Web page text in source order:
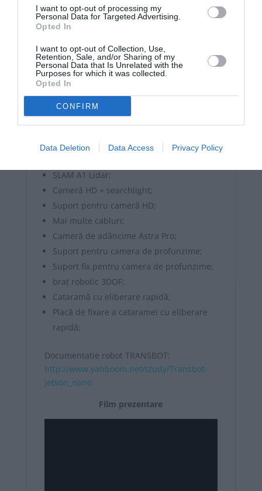
I want to opt-out of processing my
Personal Data for Targeted Advertising.
Opted In
I want to opt-out of Collection, Use,
Retention, Sale, and/or Sharing of my
Personal Data that Is Unrelated with the
Purposes for which it was collected.
Opted In
CONFIRM
Data Deletion Data Access Privacy Policy
Hârtie cod mecanic și tablă de verificare;
Cititor de carduri;
Pachet piese;
Ecran de 7 inch;
Suport fix pentru ecran de 7 inch;
Suport ecran de 7 inch;
Acumulator;
Carcasa bateriei;
Cutie de ambalare + burete anti-
SLAM A1 Lidar;
Cameră HD + searchlight;
Suport pentru cameră HD;
Mai multe cabluri;
Cameră de adâncime Astra Pro;
Suport pentru camera de profunzime;
Suport fix pentru camera de profunzime;
braț robotic 3DOF;
Cataramă cu eliberare rapidă;
Placă de fixare a cataramei cu eliberare
rapidă;
Documentatie robot TRANSBOT:
http://www.yahboom.net/study/Transbot-
jetson_nano
Film prezentare